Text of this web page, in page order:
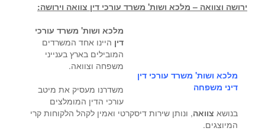
ירושה וצוואה – מלכא ושות' משרד עורכי דין צוואה וירושה:
מלכא ושות' משרד עורכי דין
דיני משפחה
מלכא ושות' משרד עורכי
דין היינו אחד המשרדים
המובילים בארץ בענייני
משפחה וצוואה.
משדרנו מעסיק את מיטב
עורכי הדין המומלצים
בנושא צוואה, ונותן שירות דיסקרטי ואמין לקהל הלקוחות קרי
המיוצגים.